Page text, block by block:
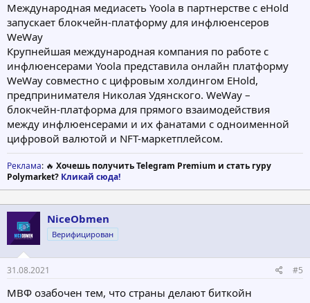
Международная медиасеть Yoola в партнерстве с eHold
запускает блокчейн-платформу для инфлюенсеров
WeWay
Крупнейшая международная компания по работе с
инфлюенсерами Yoola представила онлайн платформу
WeWay совместно с цифровым холдингом EHold,
предпринимателя Николая Удянского. WeWay –
блокчейн-платформа для прямого взаимодействия
между инфлюенсерами и их фанатами с одноименной
цифровой валютой и NFT-маркетплейсом.
Реклама: 🔥 Хочешь получить Telegram Premium и стать гуру
Polymarket? Кликай сюда!
NiceObmen
Верифицирован
31.08.2021 #5
MBФ oзaбoчeн тeм, чтo cтpaны дeлaют биткoйн